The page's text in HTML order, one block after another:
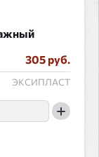
305 руб.
ЭКСИПЛАСТ